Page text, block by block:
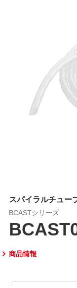
スパイラルチュー
BCASTシリーズ
商品情報